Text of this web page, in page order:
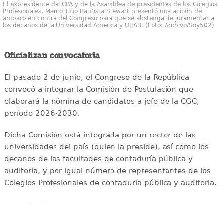
El expresidente del CPA y de la Asamblea de presidentes de los Colegios
Profesionales, Marco Tulio Bautista Stewart presentó una acción de
amparo en contra del Congreso para que se abstenga de juramentar a
los decanos de la Universidad America y UJJAB. (Foto: Archivo/Soy502)
Oficializan convocatoria
El pasado 2 de junio, el Congreso de la República
convocó a integrar la Comisión de Postulación que
elaborará la nómina de candidatos a jefe de la CGC,
período 2026-2030.
Dicha Comisión está integrada por un rector de las
universidades del país (quien la preside), así como los
decanos de las facultades de contaduría pública y
auditoría, y por igual número de representantes de los
Colegios Profesionales de contaduría pública y auditoria.